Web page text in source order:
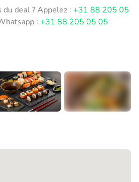
deal ? Appelez : +31 88 205 05
: +31 88 205 05 05